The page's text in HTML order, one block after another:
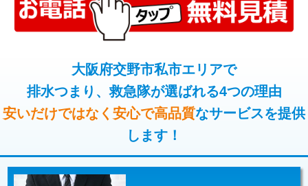
コンクリート斫り（厚さ10㎝まで） 27,500円
コンクリート斫り（厚さ10㎝超え） 38,500円
モルタル補修（厚さ10㎝まで） 27,500円
モルタル補修（厚さ10㎝超え） 38,500円
追加人工 16,500円
カメラ調査 33,000円
止水・漏水調査・防水処理・清掃・修
理・調整・分解・加工など（軽作業）
11,000円
止水・漏水調査・防水処理・清掃・修
理・調整・分解・加工など（中作業）
22,000円
止水・漏水調査・防水処理・清掃・修
理・調整・分解・加工など（重作業）
33,000円
大阪府交野市私市エリアで
排水つまり、救急隊が選ばれる4つの理由
安いだけではなく安心で高品質なサービスを提供
します！